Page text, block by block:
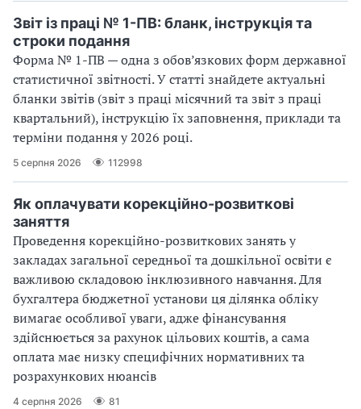
Звіт із праці № 1-ПВ: бланк, інструкція та
строки подання
Форма № 1-ПВ — одна з обов’язкових форм державної
статистичної звітності. У статті знайдете актуальні
бланки звітів (звіт з праці місячний та звіт з праці
квартальний), інструкцію їх заповнення, приклади та
терміни подання у 2026 році.
5 серпня 2026 112998
Як оплачувати корекційно-розвиткові
заняття
Проведення корекційно-розвиткових занять у
закладах загальної середньої та дошкільної освіти є
важливою складовою інклюзивного навчання. Для
бухгалтера бюджетної установи ця ділянка обліку
вимагає особливої уваги, адже фінансування
здійснюється за рахунок цільових коштів, а сама
оплата має низку специфічних нормативних та
розрахункових нюансів
4 серпня 2026 81